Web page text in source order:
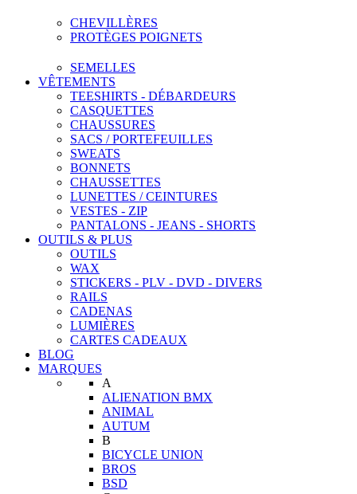
CHEVILLÈRES
PROTÈGES POIGNETS
SEMELLES
VÊTEMENTS
TEESHIRTS - DÉBARDEURS
CASQUETTES
CHAUSSURES
SACS / PORTEFEUILLES
SWEATS
BONNETS
CHAUSSETTES
LUNETTES / CEINTURES
VESTES - ZIP
PANTALONS - JEANS - SHORTS
OUTILS & PLUS
OUTILS
WAX
STICKERS - PLV - DVD - DIVERS
RAILS
CADENAS
LUMIÈRES
CARTES CADEAUX
BLOG
MARQUES
A
ALIENATION BMX
ANIMAL
AUTUM
B
BICYCLE UNION
BROS
BSD